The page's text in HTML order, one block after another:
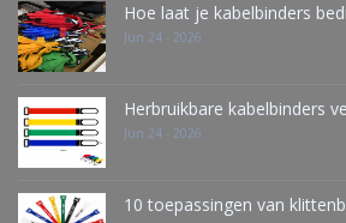
Hoe laat je kabelbinders
Jun 24 - 2026
Herbruikbare kabelbinders
Jun 24 - 2026
10 toepassingen van